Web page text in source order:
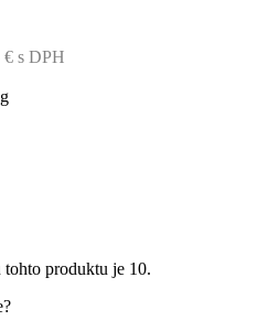
s DPH
produktu je 10.